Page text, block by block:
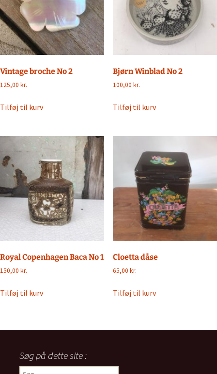
Vintage broche No 2
125,00 kr.
Tilføj til kurv
Bjørn Winblad No 2
100,00 kr.
Tilføj til kurv
Royal Copenhagen Baca No 1
150,00 kr.
Tilføj til kurv
Cloetta dåse
65,00 kr.
Tilføj til kurv
Søg på dette site :
Søg